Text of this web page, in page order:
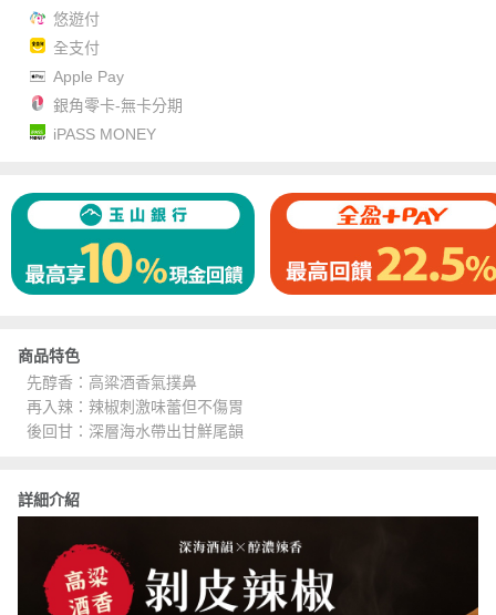
悠遊付
全支付
Apple Pay
銀角零卡-無卡分期
iPASS MONEY
商品特色
先醇香：高粱酒香氣撲鼻
再入辣：辣椒刺激味蕾但不傷胃
後回甘：深層海水帶出甘鮮尾韻
詳細介紹